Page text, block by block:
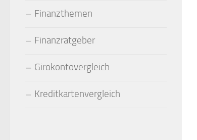
Finanzthemen
Finanzratgeber
Girokontovergleich
Kreditkartenvergleich